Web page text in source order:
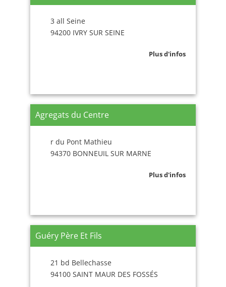
3 all Seine
94200 IVRY SUR SEINE
Plus d'infos
Agregats du Centre
r du Pont Mathieu
94370 BONNEUIL SUR MARNE
Plus d'infos
Guéry Père Et Fils
21 bd Bellechasse
94100 SAINT MAUR DES FOSSÉS